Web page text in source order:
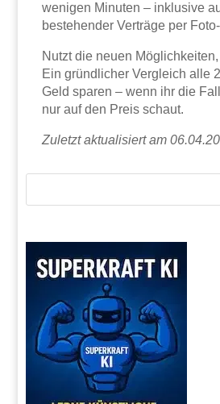
wenigen Minuten – inklusive
bestehender Verträge per
Nutzt die neuen
Ein gründlicher Vergleich alle
Geld sparen – wenn ihr die
nur auf den Preis schaut.
Zuletzt aktualisiert am